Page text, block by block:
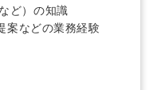
ど）の知識
案などの業務経験